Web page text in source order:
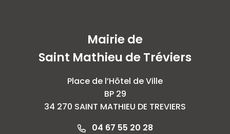
Mairie de
Saint Mathieu de Tréviers
Place de l’Hôtel de Ville
BP 29
34 270 SAINT MATHIEU DE TREVIERS
04 67 55 20 28